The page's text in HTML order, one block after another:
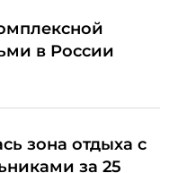
в России
зона отдыха с
за 25